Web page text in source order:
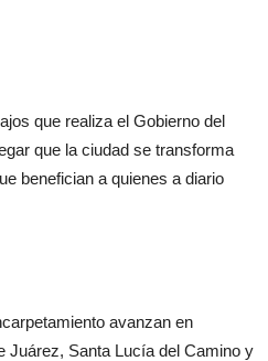
que realiza el Gobierno del
que la ciudad se transforma
benefician a quienes a diario
avanzan en
Juárez, Santa Lucía del Camino y